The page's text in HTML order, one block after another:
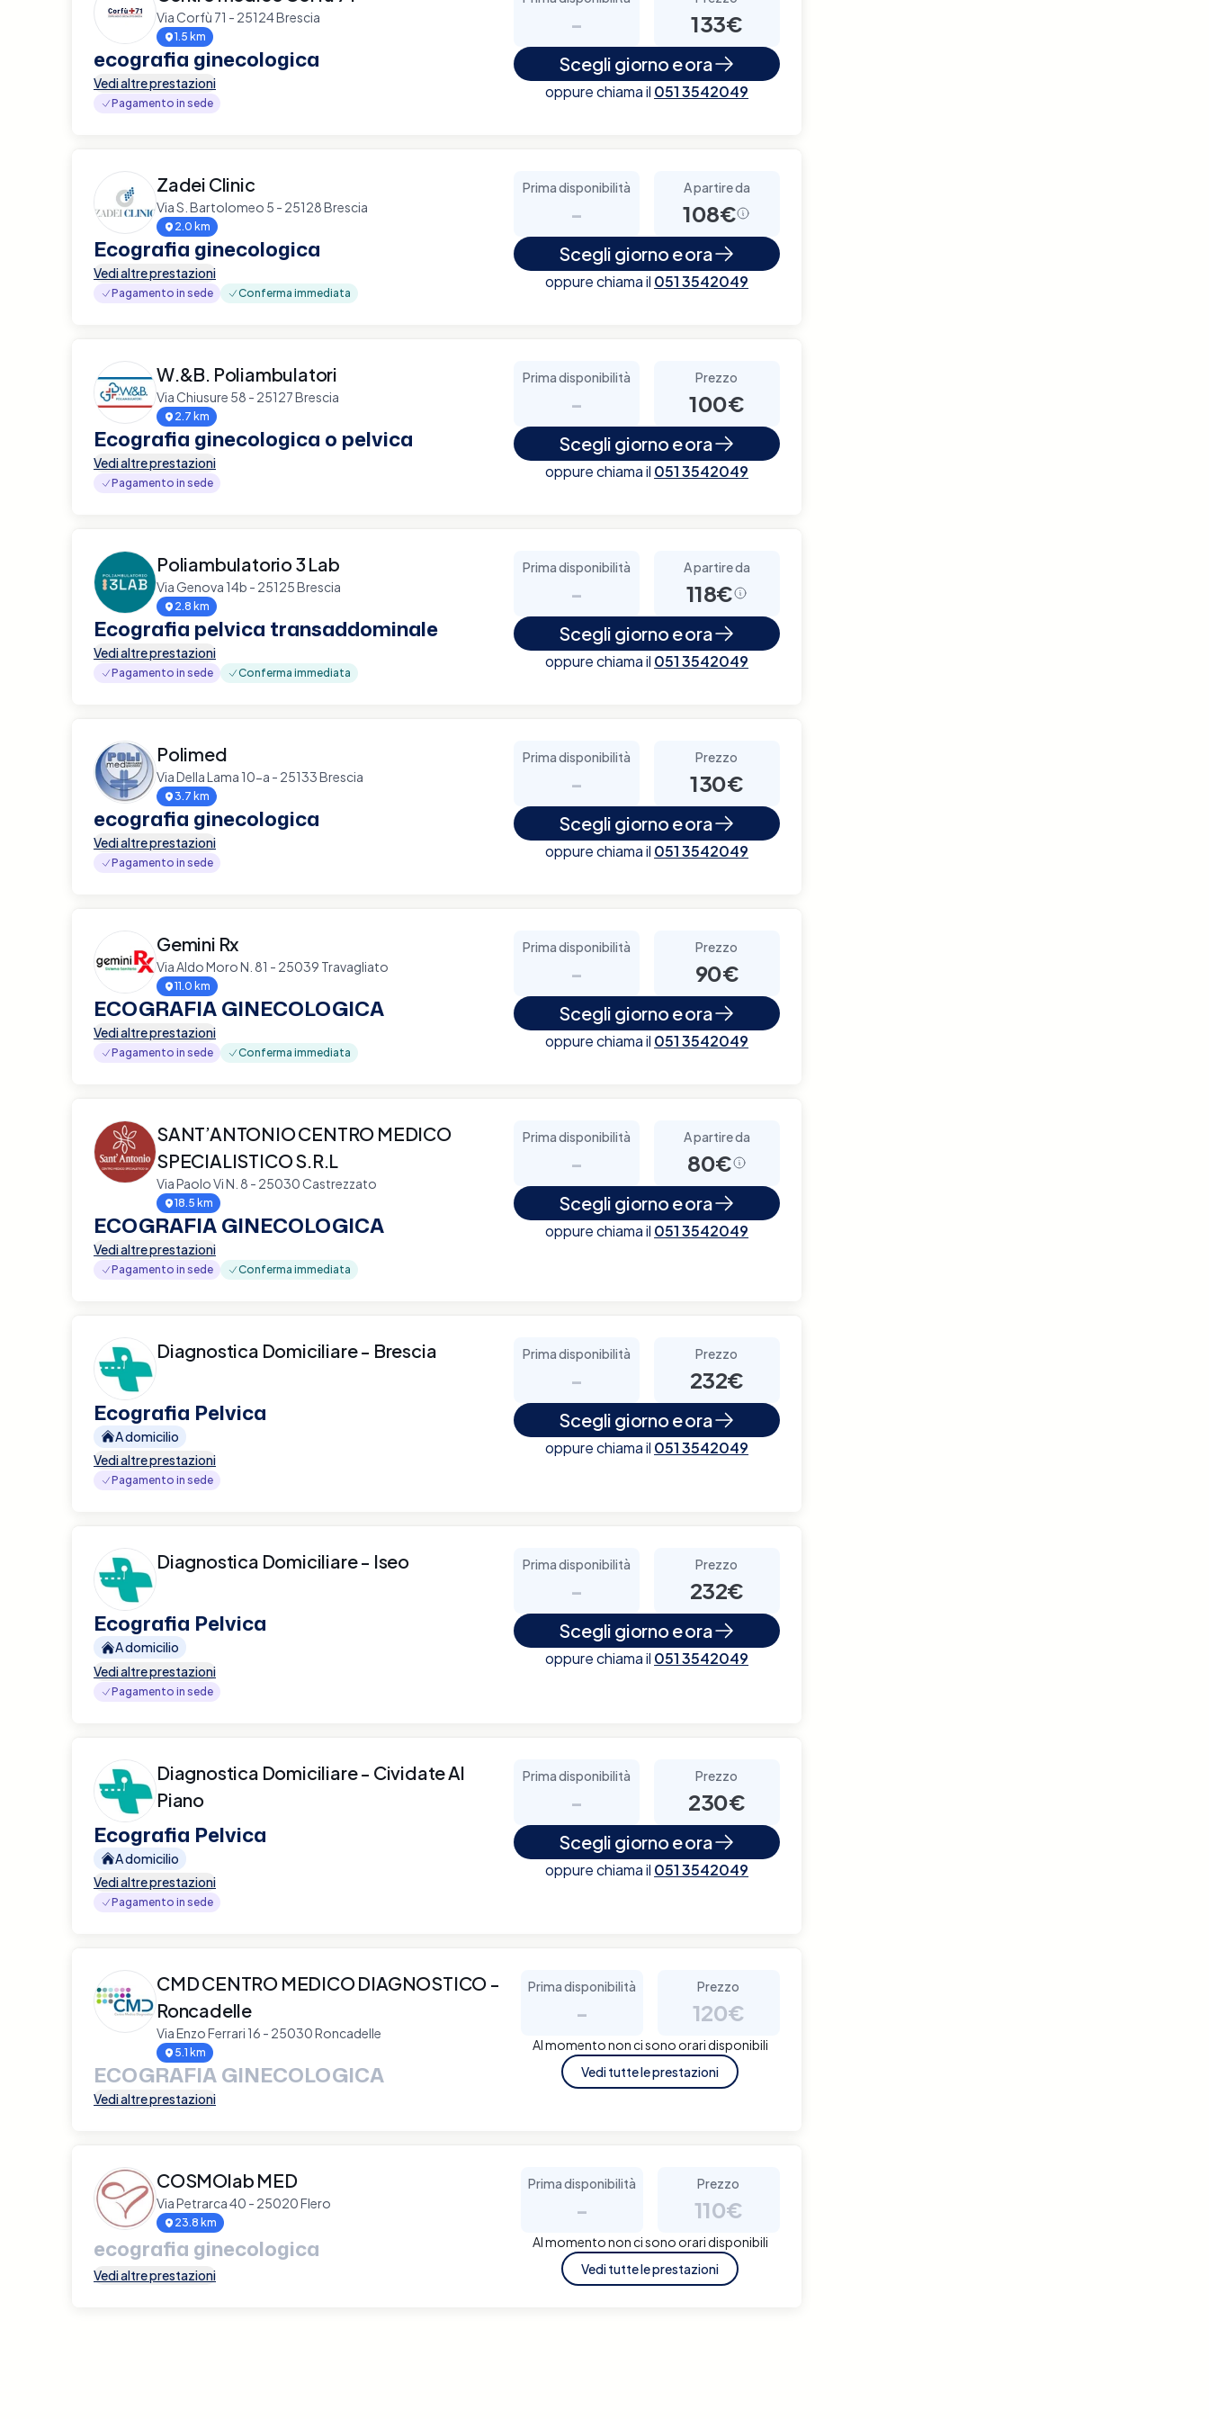
Via Corfù 71 - 25124 Brescia
1.5 km
ecografia ginecologica
Vedi altre prestazioni
Pagamento in sede
- 133€
Scegli giorno e ora
oppure chiama il 051 3542049
Zadei Clinic
Via S. Bartolomeo 5 - 25128 Brescia
2.0 km
Ecografia ginecologica
Vedi altre prestazioni
Pagamento in sede Conferma immediata
Prima disponibilità
-
A partire da
108€
Scegli giorno e ora
oppure chiama il 051 3542049
W.&B. Poliambulatori
Via Chiusure 58 - 25127 Brescia
2.7 km
Ecografia ginecologica o pelvica
Vedi altre prestazioni
Pagamento in sede
Prima disponibilità
-
Prezzo
100€
Scegli giorno e ora
oppure chiama il 051 3542049
Poliambulatorio 3 Lab
Via Genova 14b - 25125 Brescia
2.8 km
Ecografia pelvica transaddominale
Vedi altre prestazioni
Pagamento in sede Conferma immediata
Prima disponibilità
-
A partire da
118€
Scegli giorno e ora
oppure chiama il 051 3542049
Polimed
Via Della Lama 10-a - 25133 Brescia
3.7 km
ecografia ginecologica
Vedi altre prestazioni
Pagamento in sede
Prima disponibilità
-
Prezzo
130€
Scegli giorno e ora
oppure chiama il 051 3542049
Gemini Rx
Via Aldo Moro N. 81 - 25039 Travagliato
11.0 km
ECOGRAFIA GINECOLOGICA
Vedi altre prestazioni
Pagamento in sede Conferma immediata
Prima disponibilità
-
Prezzo
90€
Scegli giorno e ora
oppure chiama il 051 3542049
SANT’ANTONIO CENTRO MEDICO
SPECIALISTICO S.R.L
Via Paolo Vi N. 8 - 25030 Castrezzato
18.5 km
ECOGRAFIA GINECOLOGICA
Vedi altre prestazioni
Pagamento in sede Conferma immediata
Prima disponibilità
-
A partire da
80€
Scegli giorno e ora
oppure chiama il 051 3542049
Diagnostica Domiciliare - Brescia
Ecografia Pelvica
A domicilio
Vedi altre prestazioni
Pagamento in sede
Prima disponibilità
-
Prezzo
232€
Scegli giorno e ora
oppure chiama il 051 3542049
Diagnostica Domiciliare - Iseo
Ecografia Pelvica
A domicilio
Vedi altre prestazioni
Pagamento in sede
Prima disponibilità
-
Prezzo
232€
Scegli giorno e ora
oppure chiama il 051 3542049
Diagnostica Domiciliare - Cividate Al
Piano
Ecografia Pelvica
A domicilio
Vedi altre prestazioni
Pagamento in sede
Prima disponibilità
-
Prezzo
230€
Scegli giorno e ora
oppure chiama il 051 3542049
CMD CENTRO MEDICO DIAGNOSTICO -
Roncadelle
Via Enzo Ferrari 16 - 25030 Roncadelle
5.1 km
ECOGRAFIA GINECOLOGICA
Vedi altre prestazioni
Prima disponibilità
-
Prezzo
120€
Al momento non ci sono orari disponibili
Vedi tutte le prestazioni
COSMOlab MED
Via Petrarca 40 - 25020 Flero
23.8 km
ecografia ginecologica
Vedi altre prestazioni
Prima disponibilità
-
Prezzo
110€
Al momento non ci sono orari disponibili
Vedi tutte le prestazioni